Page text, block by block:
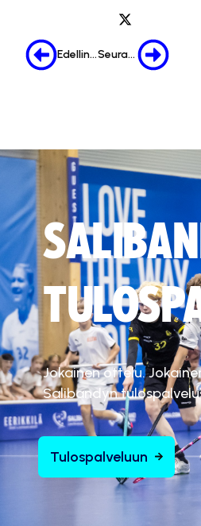
Edellinen Seuraava
Jokainen ottelu.
Salibandyn
Tulospalveluun